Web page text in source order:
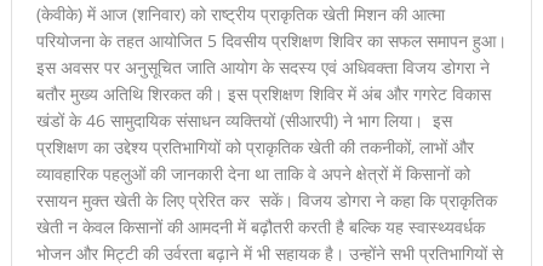
(केवीके) में आज (शनिवार) को राष्ट्रीय प्राकृतिक खेती मिशन की आत्मा
परियोजना के तहत आयोजित 5 दिवसीय प्रशिक्षण शिविर का सफल समापन हुआ।
इस अवसर पर अनुसूचित जाति आयोग के सदस्य एवं अधिवक्ता विजय डोगरा ने
बतौर मुख्य अतिथि शिरकत की। इस प्रशिक्षण शिविर में अंब और गगरेट विकास
खंडों के 46 सामुदायिक संसाधन व्यक्तियों (सीआरपी) ने भाग लिया। इस
प्रशिक्षण का उद्देश्य प्रतिभागियों को प्राकृतिक खेती की तकनीकों, लाभों और
व्यावहारिक पहलुओं की जानकारी देना था ताकि वे अपने क्षेत्रों में किसानों को
रसायन मुक्त खेती के लिए प्रेरित कर सकें। विजय डोगरा ने कहा कि प्राकृतिक
खेती न केवल किसानों की आमदनी में बढ़ौतरी करती है बल्कि यह स्वास्थ्यवर्धक
भोजन और मिट्टी की उर्वरता बढ़ाने में भी सहायक है। उन्होंने सभी प्रतिभागियों से